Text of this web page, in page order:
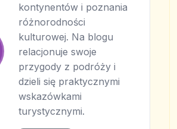
kontynentów i poznania
różnorodności
kulturowej. Na blogu
relacjonuje swoje
przygody z podróży i
dzieli się praktycznymi
wskazówkami
turystycznymi.